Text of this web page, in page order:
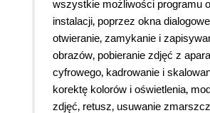
wszystkie możliwości programu
instalacji‚ poprzez okna
otwieranie‚ zamykanie i
obrazów‚ pobieranie zdjęć z
cyfrowego‚ kadrowanie i
korektę kolorów i oświetlenia‚
zdjęć‚ retusz‚ usuwanie